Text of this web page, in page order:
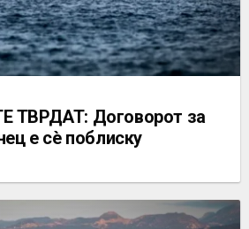
ТВРДАТ: Договорот за
е сè поблиску